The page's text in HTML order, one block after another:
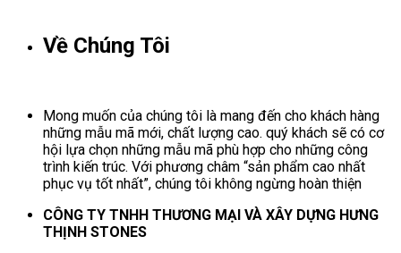
Về Chúng Tôi
Mong muốn của chúng tôi là mang đến cho khách hàng
những mẫu mã mới, chất lượng cao. quý khách sẽ có cơ
hội lựa chọn những mẫu mã phù hợp cho những công
trình kiến trúc. Với phương châm “sản phẩm cao nhất
phục vụ tốt nhất”, chúng tôi không ngừng hoàn thiện
CÔNG TY TNHH THƯƠNG MẠI VÀ XÂY DỰNG HƯNG
THỊNH STONES